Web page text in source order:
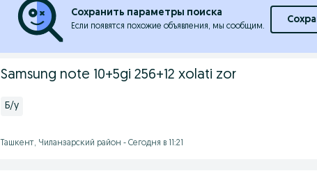
Сохранить параметры поиска
Если появятся похожие объявления, мы сообщим.
Samsung note 10+5gi 256+12 xolati zor
Б/у
Ташкент, Чиланзарский район - Сегодня в 11:21